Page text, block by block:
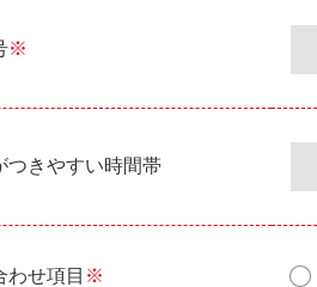
※
つきやすい時間帯
わせ項目 ※